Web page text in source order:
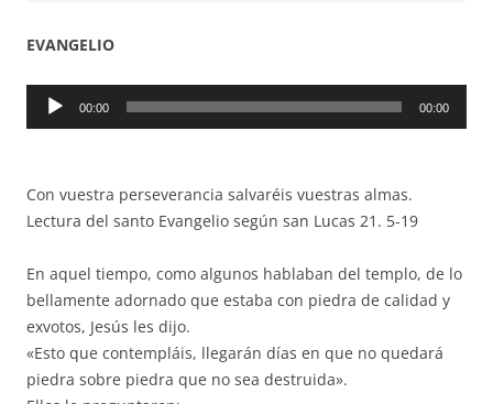
EVANGELIO
Reproductor
00:00 00:00
Con vuestra perseverancia salvaréis vuestras almas.
Lectura del santo Evangelio según san Lucas 21. 5-19
En aquel tiempo, como algunos hablaban del templo, de lo
bellamente adornado que estaba con piedra de calidad y
exvotos, Jesús les dijo.
«Esto que contempláis, llegarán días en que no quedará
piedra sobre piedra que no sea destruida».